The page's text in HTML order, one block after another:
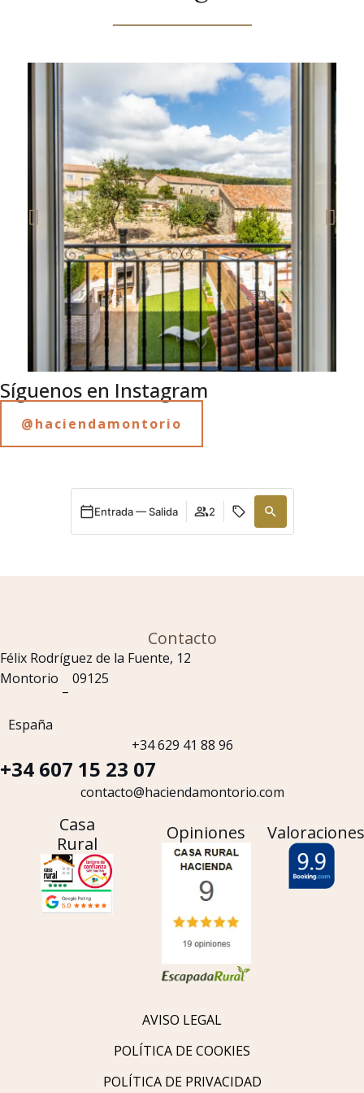
Síguenos en Instagram
@haciendamontorio
Entrada — Salida 2
Contacto
Félix Rodríguez de la Fuente, 12
Montorio
–
09125
España
+34 629 41 88 96
+34 607 15 23 07
contacto@haciendamontorio.com
Casa
Rural
Opiniones Valoraciones
AVISO LEGAL
POLÍTICA DE COOKIES
POLÍTICA DE PRIVACIDAD